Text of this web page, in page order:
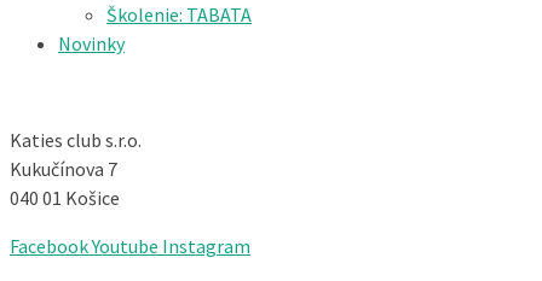
Školenie: TABATA
Novinky
Katies club s.r.o.
Kukučínova 7
040 01 Košice
FacebookYoutube Instagram